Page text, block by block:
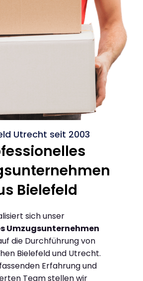
Utrecht seit 2003
Bielefeld
sich unser
Umzugsunternehmen
die Durchführung von
Bielefeld und Utrecht.
Erfahrung und
Team stellen wir